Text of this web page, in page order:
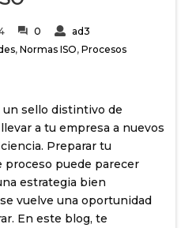
0
ad3
,Normas ISO,Procesos
un sello distintivo de
a tu empresa a nuevos
Preparar tu
proceso puede parecer
estrategia bien
vuelve una oportunidad
En este blog, te